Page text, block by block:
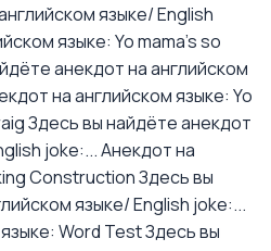
языке/ English
языке: Yo mama's so
анекдот на английском
на английском языке: Yo
Здесь вы найдёте анекдот
joke:...Анекдот на
ConstructionЗдесь вы
языке/ English joke:...
Word TestЗдесь вы